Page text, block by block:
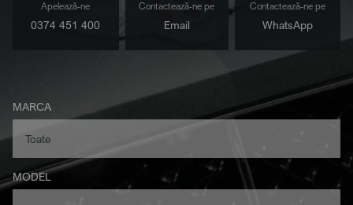
Apelează-ne
0374 451 400
Contactează-ne pe
Email
Contactează-ne pe
WhatsApp
MARCA
MODEL